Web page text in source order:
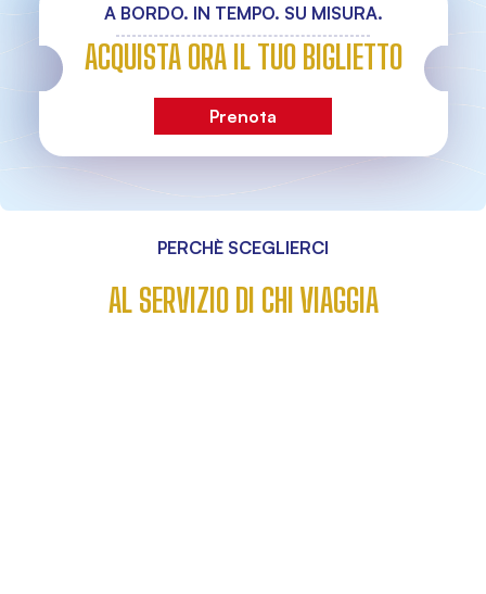
A BORDO. IN TEMPO. SU MISURA.
ACQUISTA ORA IL TUO BIGLIETTO
Prenota
PERCHÈ SCEGLIERCI
AL SERVIZIO DI CHI VIAGGIA